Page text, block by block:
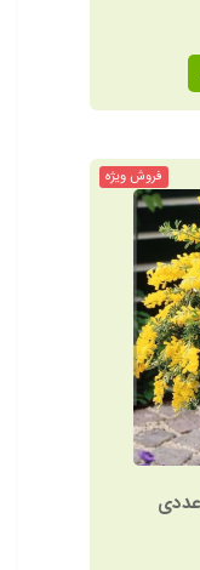
فروش ویژه